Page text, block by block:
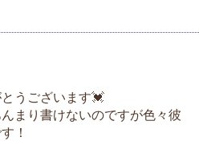
うございます💓
まり書けないのですが色々彼
！